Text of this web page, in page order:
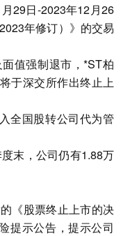
29日-2023年12月26
年修订）》的交易
值强制退市，*ST柏
于深交所作出终止上
全国股转公司代为管
末，公司仍有1.88万
《股票终止上市的决
提示公告，提示公司